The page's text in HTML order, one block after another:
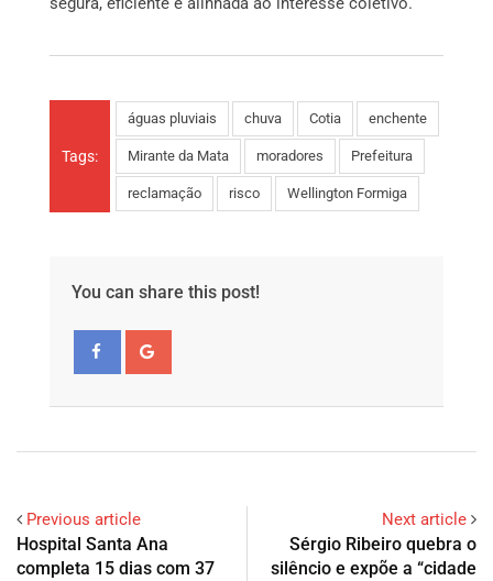
Tags:
águas pluviais chuva Cotia enchente
Mirante da Mata moradores Prefeitura
reclamação risco Wellington Formiga
You can share this post!
Previous article
Hospital Santa Ana
completa 15 dias com 37
Next article
Sérgio Ribeiro quebra o
silêncio e expõe a “cidade